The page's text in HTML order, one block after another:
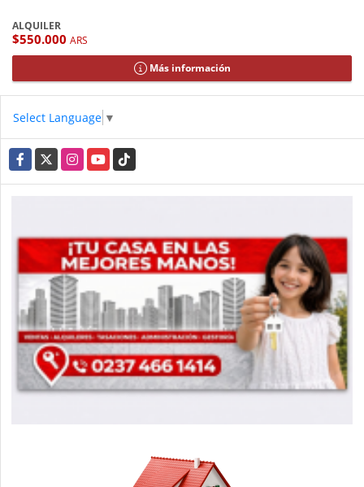
ALQUILER
$550.000 ARS
Más información
Select Language ▼
Facebook
X InstagramYouTubeTikTok